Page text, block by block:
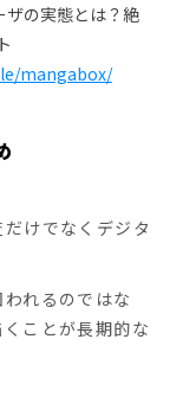
の実態とは？絶
mangabox/
けでなくデジタ
れるのではな
ことが長期的な